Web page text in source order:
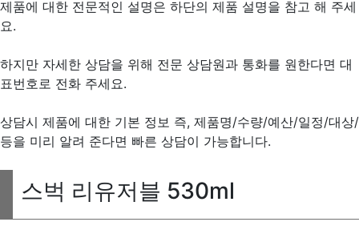
제품에 대한 전문적인 설명은 하단의 제품 설명을 참고 해 주세
요.
하지만 자세한 상담을 위해 전문 상담원과 통화를 원한다면 대
표번호로 전화 주세요.
상담시 제품에 대한 기본 정보 즉, 제품명/수량/예산/일정/대상/
등을 미리 알려 준다면 빠른 상담이 가능합니다.
스벅 리유저블 530ml